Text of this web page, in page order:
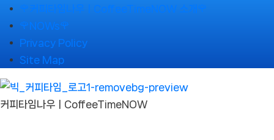
Skip
to
content
🌹커피타임나우ㅣCoffeeTimeNOW 소개🌹
🌹NOWs🌹
Privacy Policy
Site Map
커피타임나우ㅣCoffeeTimeNOW